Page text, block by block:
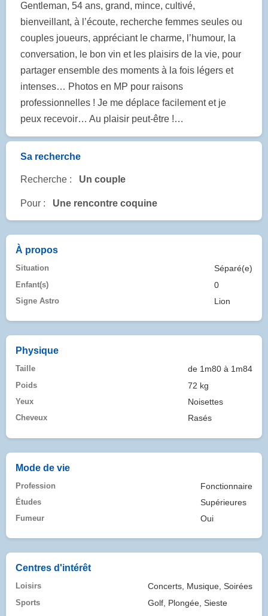
Gentleman, 54 ans, grand, mince, cultivé,
bienveillant, à l’écoute, recherche femmes seules ou
couples joueurs, appréciant le charme, l’humour, la
conversation, le bon vin et les plaisirs de la vie, pour
partager ensemble des moments à la fois légers et
intenses… Photos en MP pour raisons
professionnelles ! Je me déplace facilement et je
peux recevoir… Au plaisir peut-être !…
Sa recherche
Recherche : Un couple
Pour : Une rencontre coquine
À propos
Situation Séparé(e)
Enfant(s) 0
Signe Astro Lion
Physique
Taille de 1m80 à 1m84
Poids 72 kg
Yeux Noisettes
Cheveux Rasés
Mode de vie
Profession Fonctionnaire
Études Supérieures
Fumeur Oui
Centres d'intérêt
Loisirs Concerts, Musique, Soirées
Sports Golf, Plongée, Sieste